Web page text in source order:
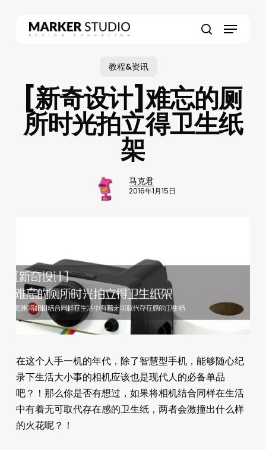
Menu
教程&资讯
[新奇设计]难忘的厕
所时光拍立得卫生纸
架
马克君
2016年1月15日
在这个人手一机的年代，除了智慧型手机，能够随心纪
录下生活大小事的相机应该也是现代人的必备单品
吧？！那么你是否有想过，如果将相机结合同样在生活
中有着无可取代存在感的卫生纸，两者会激撞出什么样
的火花呢？！